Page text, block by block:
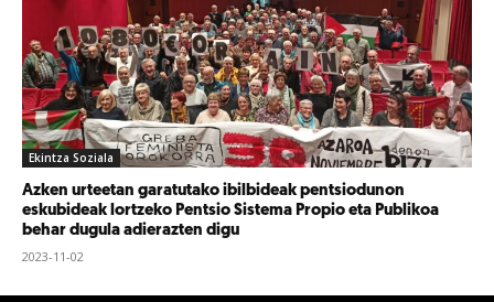
Ekintza Soziala
Azken urteetan garatutako ibilbideak pentsiodunon
eskubideak lortzeko Pentsio Sistema Propio eta Publikoa
behar dugula adierazten digu
2023-11-02